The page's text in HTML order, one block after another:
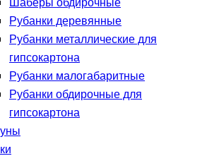
Рубанки деревянные
Рубанки металлические для
гипсокартона
Рубанки малогабаритные
Рубанки обдирочные для
гипсокартона